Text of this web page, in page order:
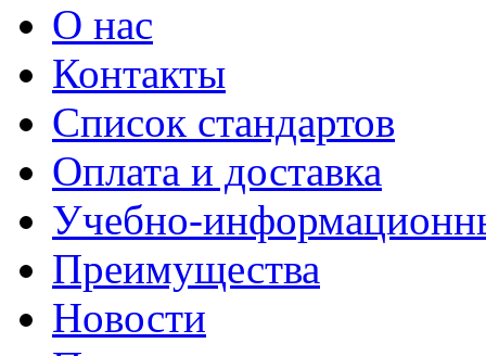
О нас
Контакты
Список стандартов
Оплата и доставка
Учебно-
Преимущества
Новости